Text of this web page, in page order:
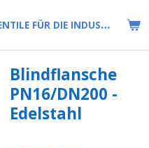
FLANSCHE UND VENTILE FÜR DIE INDUSTRIE
Blindflansche
PN16/DN200 -
Edelstahl